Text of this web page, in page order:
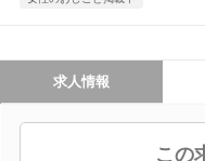
求人情報
この